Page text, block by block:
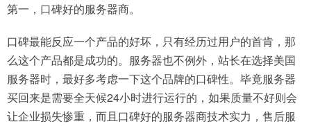
第一，口碑好的服务器商。
口碑最能反应一个产品的好坏，只有经历过用户的首肯，那
么这个产品都是成功的。服务器也不例外，站长在选择美国
服务器时，最好多考虑一下这个品牌的口碑性。毕竟服务器
买回来是需要全天候24小时进行运行的，如果质量不好则会
让企业损失惨重，而且口碑好的服务器商技术实力，售后服